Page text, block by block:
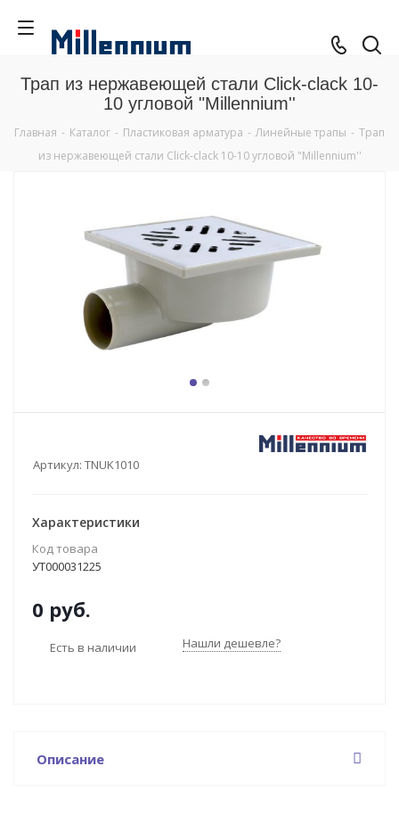
Трап из нержавеющей стали Click-clack 10-
10 угловой "Millennium''
Главная - Каталог - Пластиковая арматура - Линейные трапы - Трап
из нержавеющей стали Click-clack 10-10 угловой "Millennium''
Артикул: TNUK1010
Характеристики
Код товара
УТ000031225
0 руб.
Есть в наличии Нашли дешевле?
Описание